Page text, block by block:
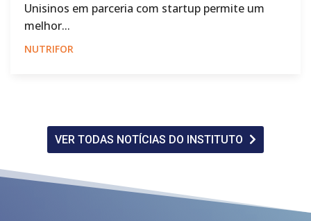
Unisinos em parceria com startup permite um
melhor...
NUTRIFOR
VER TODAS NOTÍCIAS DO INSTITUTO